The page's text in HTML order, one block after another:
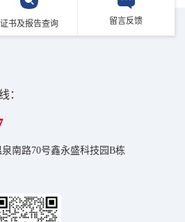
证书及报告查询 留言反馈
：
南路70号鑫永盛科技园B栋